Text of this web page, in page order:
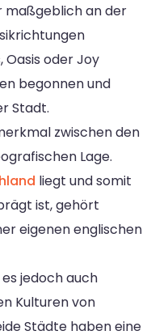
maßgeblich an der
Oasis oder Joy
begonnen und
Stadt.
zwischen den
Lage.
liegt und somit
ist, gehört
eigenen englischen
jedoch auch
Kulturen von
Städte haben eine